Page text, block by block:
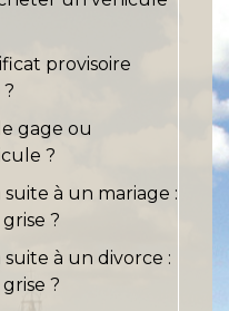
provisoire
gage ou
?
à un mariage :
?
à un divorce :
?